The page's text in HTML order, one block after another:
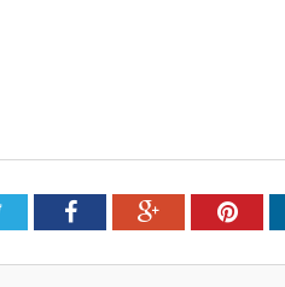
TwitterFacebookGoogle+